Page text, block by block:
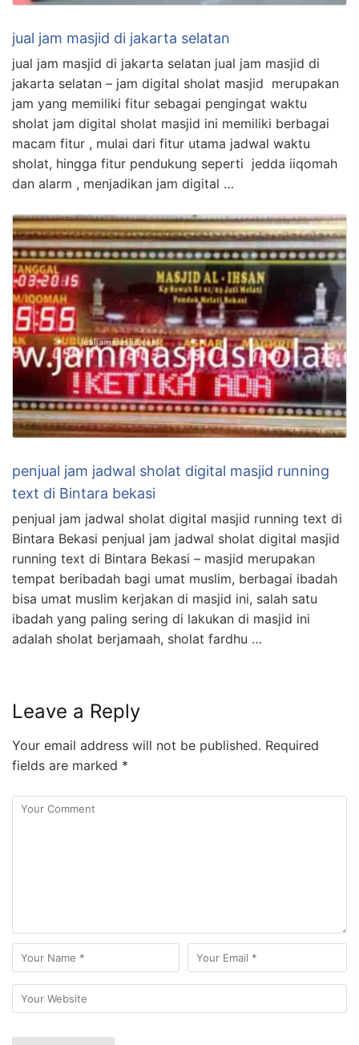
jual jam masjid di jakarta selatan
jual jam masjid di jakarta selatan jual jam masjid di
jakarta selatan – jam digital sholat masjid merupakan
jam yang memiliki fitur sebagai pengingat waktu
sholat jam digital sholat masjid ini memiliki berbagai
macam fitur , mulai dari fitur utama jadwal waktu
sholat, hingga fitur pendukung seperti jedda iiqomah
dan alarm , menjadikan jam digital …
penjual jam jadwal sholat digital masjid running
text di Bintara bekasi
penjual jam jadwal sholat digital masjid running text di
Bintara Bekasi penjual jam jadwal sholat digital masjid
running text di Bintara Bekasi – masjid merupakan
tempat beribadah bagi umat muslim, berbagai ibadah
bisa umat muslim kerjakan di masjid ini, salah satu
ibadah yang paling sering di lakukan di masjid ini
adalah sholat berjamaah, sholat fardhu …
Leave a Reply
Your email address will not be published. Required
fields are marked *